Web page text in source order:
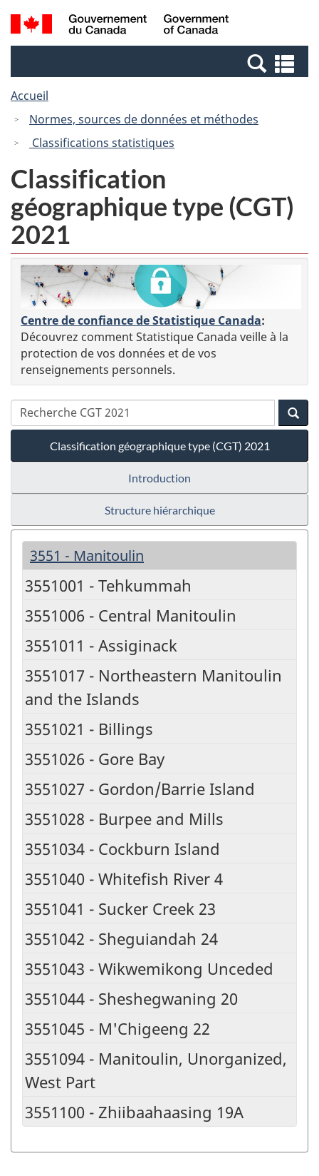
Passer
au
Passer
à
Canada
Recherche
et
et
Accueil
Normes, sources de données et méthodes
Classifications statistiques
Classification
géographique type (CGT)
2021
Centre de confiance de Statistique Canada:
Découvrez comment Statistique Canada veille à la
protection de vos données et de vos
renseignements personnels.
Classification géographique type (CGT) 2021
Introduction
Structure hiérarchique
3551 - Manitoulin
3551001 - Tehkummah
3551006 - Central Manitoulin
3551011 - Assiginack
3551017 - Northeastern Manitoulin
and the Islands
3551021 - Billings
3551026 - Gore Bay
3551027 - Gordon/Barrie Island
3551028 - Burpee and Mills
3551034 - Cockburn Island
3551040 - Whitefish River 4
3551041 - Sucker Creek 23
3551042 - Sheguiandah 24
3551043 - Wikwemikong Unceded
3551044 - Sheshegwaning 20
3551045 - M'Chigeeng 22
3551094 - Manitoulin, Unorganized,
West Part
3551100 - Zhiibaahaasing 19A